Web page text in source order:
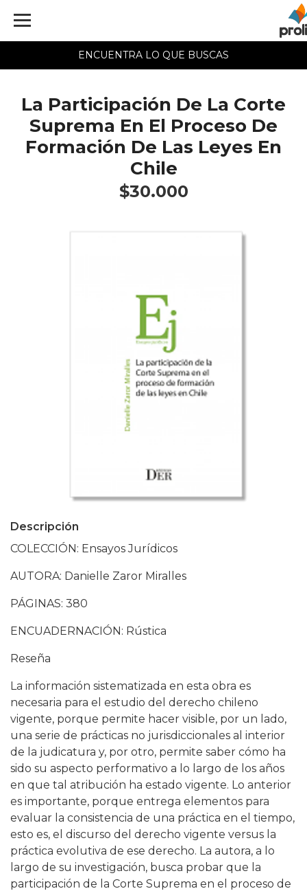
ENCUENTRA LO QUE BUSCAS
La Participación De La Corte
Suprema En El Proceso De
Formación De Las Leyes En
Chile
$30.000
Descripción
COLECCIÓN: Ensayos Jurídicos
AUTORA: Danielle Zaror Miralles
PÁGINAS: 380
ENCUADERNACIÓN: Rústica
Reseña
La información sistematizada en esta obra es
necesaria para el estudio del derecho chileno
vigente, porque permite hacer visible, por un lado,
una serie de prácticas no jurisdiccionales al interior
de la judicatura y, por otro, permite saber cómo ha
sido su aspecto performativo a lo largo de los años
en que tal atribución ha estado vigente. Lo anterior
es importante, porque entrega elementos para
evaluar la consistencia de una práctica en el tiempo,
esto es, el discurso del derecho vigente versus la
práctica evolutiva de ese derecho. La autora, a lo
largo de su investigación, busca probar que la
participación de la Corte Suprema en el proceso de